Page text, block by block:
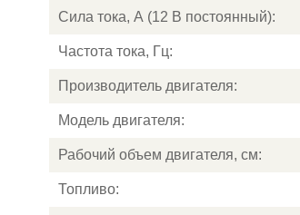
Сила тока, А (12 В постоянный):
Частота тока, Гц:
Производитель двигателя:
Модель двигателя:
Рабочий объем двигателя, см:
Топливо: